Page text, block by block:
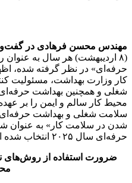
مهندس محسن فرهادی در گفت‌وگو
(۸ اردیبهشت) هر سال به
حرفه‌ای» در نظر گرفته شده،
کار وزارت بهداشت، مسئولیت
شغلی و همچنین بهداشت حرفه‌ای
محیط کار سالم و ایمن را بر
سلامت شغلی و بهداشت
شدن در سلامت کار» به عنوان
حرفه‌ای سال ۲۰۲۵ انتخاب شده است.
ضرورت استفاده از روش‌های